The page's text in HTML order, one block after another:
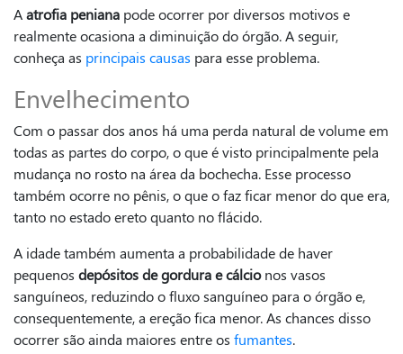
Aatrofia peniana pode ocorrer por diversos motivos e
realmente ocasiona a diminuição do órgão. A seguir,
conheça as principais causas para esse problema.
Envelhecimento
Com o passar dos anos há uma perda natural de volume em
todas as partes do corpo, o que é visto principalmente pela
mudança no rosto na área da bochecha. Esse processo
também ocorre no pênis, o que o faz ficar menor do que era,
tanto no estado ereto quanto no flácido.
A idade também aumenta a probabilidade de haver
pequenos depósitos de gordura e cálcionos vasos
sanguíneos, reduzindo o fluxo sanguíneo para o órgão e,
consequentemente, a ereção fica menor. As chances disso
ocorrer são ainda maiores entre os fumantes.